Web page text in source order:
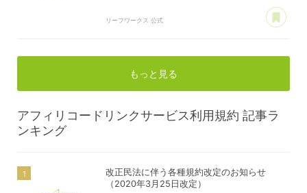
リーフワークス 公式
もっと見る
アフィリコードリンクサービス利用規約 記事ラ
ンキング
改正民法に伴う各種規約改定のお知らせ
（2020年3月25日改定）